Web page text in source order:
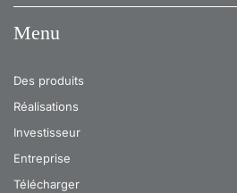
Menu
Des produits
Réalisations
Investisseur
Entreprise
Télécharger